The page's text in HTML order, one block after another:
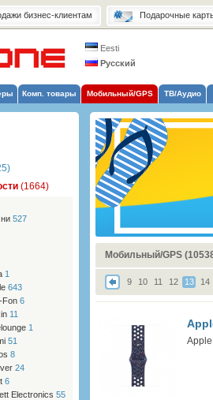
бизнес-клиентам Подарочные
Eesti
Русский
Комп. товары Мобильный/GPS ТВ/Аудио
(1664)
527
1
643
Fon 6
11
1
51
8
24
6
Electronics 55
Мобильный/GPS
9 10 11 12 13 14